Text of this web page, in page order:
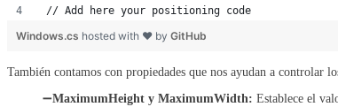
// Add here your positioning code
Windows.cs hosted with ❤ by GitHub
También contamos con propiedades que nos ayudan a controlar
➖MaximumHeight y MaximumWidth: Establece el